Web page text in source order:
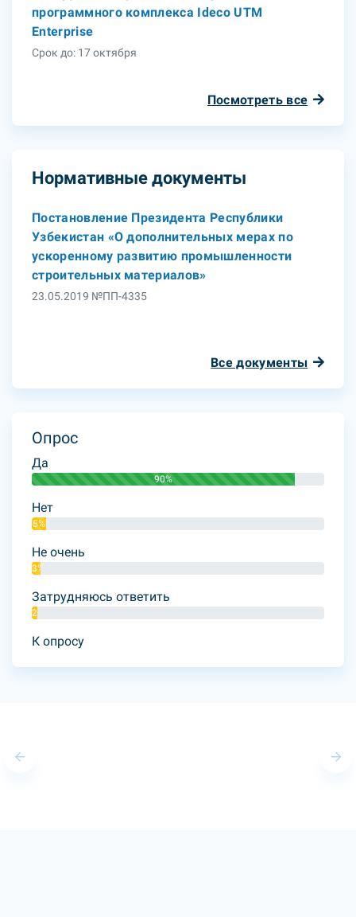
программного комплекса Ideco UTM
Enterprise
Срок до: 17 октября
Посмотреть все
Нормативные документы
Постановление Президента Республики
Узбекистан «О дополнительных мерах по
ускоренному развитию промышленности
строительных материалов»
23.05.2019 №ПП-4335
Все документы
Опрос
Да
90%
Нет
5%
Не очень
3%
Затрудняюсь ответить
2%
К опросу